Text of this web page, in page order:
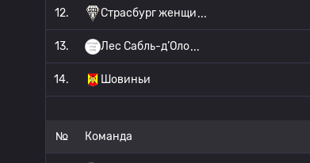
12. Страсбург женщи
13. Лес Сабль-д’Оло
14. Шовиньи
№ Команда